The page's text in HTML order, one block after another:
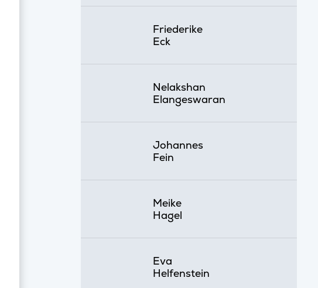
Friederike
Eck
Nelakshan
Elangeswaran
Johannes
Fein
Meike
Hagel
Eva
Helfenstein